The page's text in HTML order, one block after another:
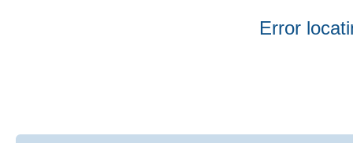
Error